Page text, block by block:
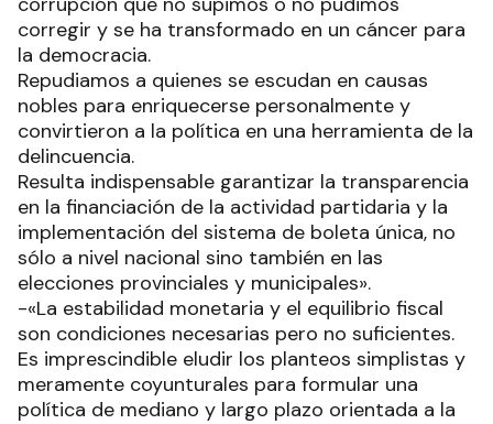
corregir y se ha transformado en un cáncer para
la democracia.
Repudiamos a quienes se escudan en causas
nobles para enriquecerse personalmente y
convirtieron a la política en una herramienta de la
delincuencia.
Resulta indispensable garantizar la transparencia
en la financiación de la actividad partidaria y la
implementación del sistema de boleta única, no
sólo a nivel nacional sino también en las
elecciones provinciales y municipales».
-«La estabilidad monetaria y el equilibrio fiscal
son condiciones necesarias pero no suficientes.
Es imprescindible eludir los planteos simplistas y
meramente coyunturales para formular una
política de mediano y largo plazo orientada a la